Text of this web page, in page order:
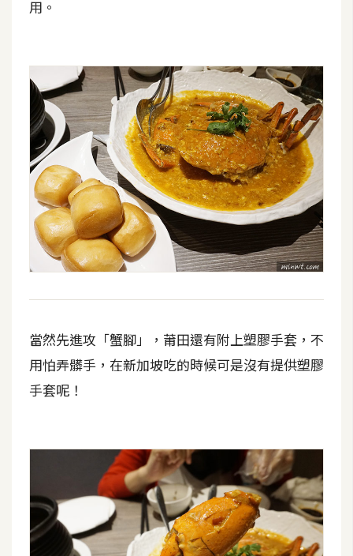
用。
當然先進攻「蟹腳」，莆田還有附上塑膠手套，不
用怕弄髒手，在新加坡吃的時候可是沒有提供塑膠
手套呢！